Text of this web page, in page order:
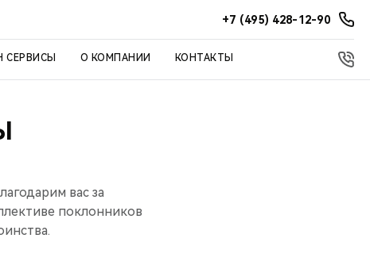
+7 (495) 428-12-90
СЕРВИСЫ О КОМПАНИИ КОНТАКТЫ
вас за
поклонников